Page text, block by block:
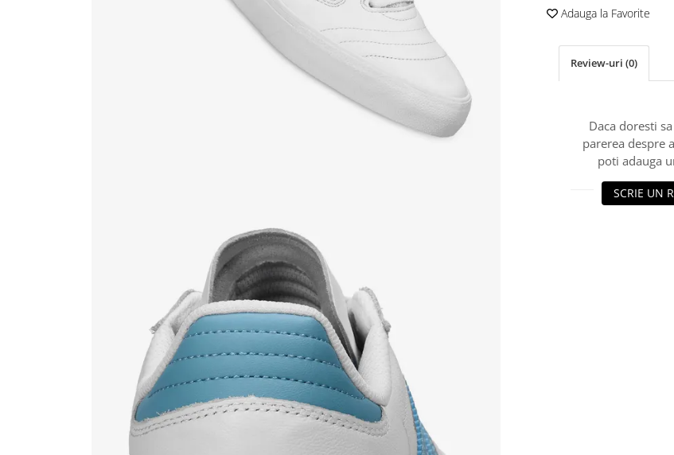
Adauga la Favorite
Review-uri (0)
Daca doresti
parerea despre
poti adauga
SCRIE UN